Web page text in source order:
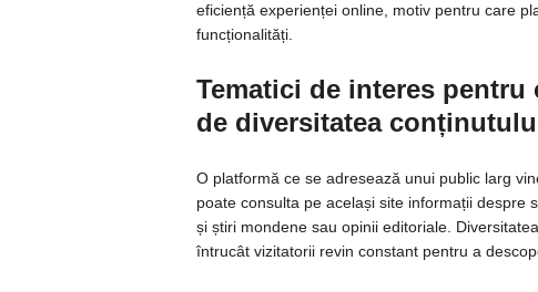
eficiență experienței online, motiv pentru care
funcționalități.
Tematici de interes
de diversitatea
O platformă ce se adresează unui public larg
poate consulta pe același site informații despre
și știri mondene sau opinii editoriale.
întrucât vizitatorii revin constant pentru a